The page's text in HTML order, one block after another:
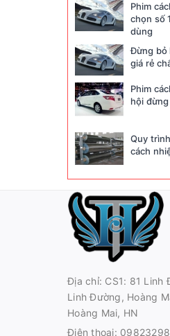
Phim
chọn số
dùng
Đừng bỏ
giá rẻ
Phim
hội
Quy
cách
Địa chỉ: CS1: 81 Linh
Linh Đường, Hoàng
Hoàng Mai, HN
Điện thoại: